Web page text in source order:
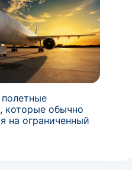
которые обычно
на ограниченный